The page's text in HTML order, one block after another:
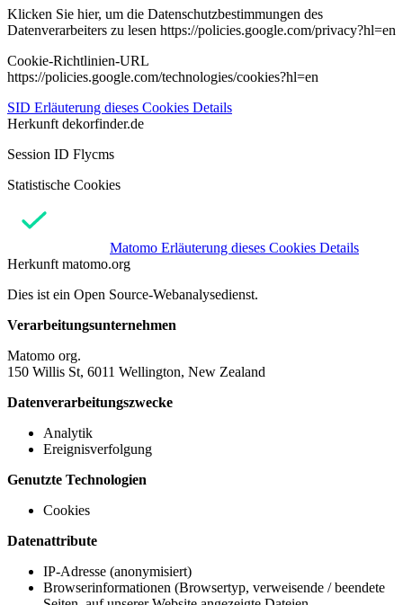
Klicken Sie hier, um die Datenschutzbestimmungen des
Datenverarbeiters zu lesen https://policies.google.com/privacy?hl=en
Cookie-Richtlinien-URL
https://policies.google.com/technologies/cookies?hl=en
SID Erläuterung dieses Cookies Details
Herkunft dekorfinder.de
Session ID Flycms
Statistische Cookies
Matomo Erläuterung dieses Cookies Details
Herkunft matomo.org
Dies ist ein Open Source-Webanalysedienst.
Verarbeitungsunternehmen
Matomo org.
150 Willis St, 6011 Wellington, New Zealand
Datenverarbeitungszwecke
Analytik
Ereignisverfolgung
Genutzte Technologien
Cookies
Datenattribute
IP-Adresse (anonymisiert)
Browserinformationen (Browsertyp, verweisende / beendete